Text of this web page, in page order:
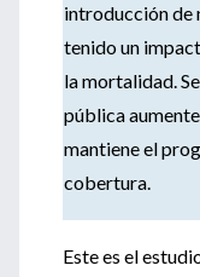
introducción de
tenido un
la mortalidad.
pública
mantiene el
cobertura.
Este es el